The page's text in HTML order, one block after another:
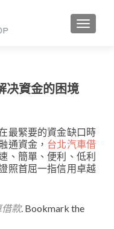
决資金的困境
最緊要的資金缺口時
通資金， 台北汽車借
、簡單、便利、低利
照首屈一指信用卓越
借款. Bookmark the